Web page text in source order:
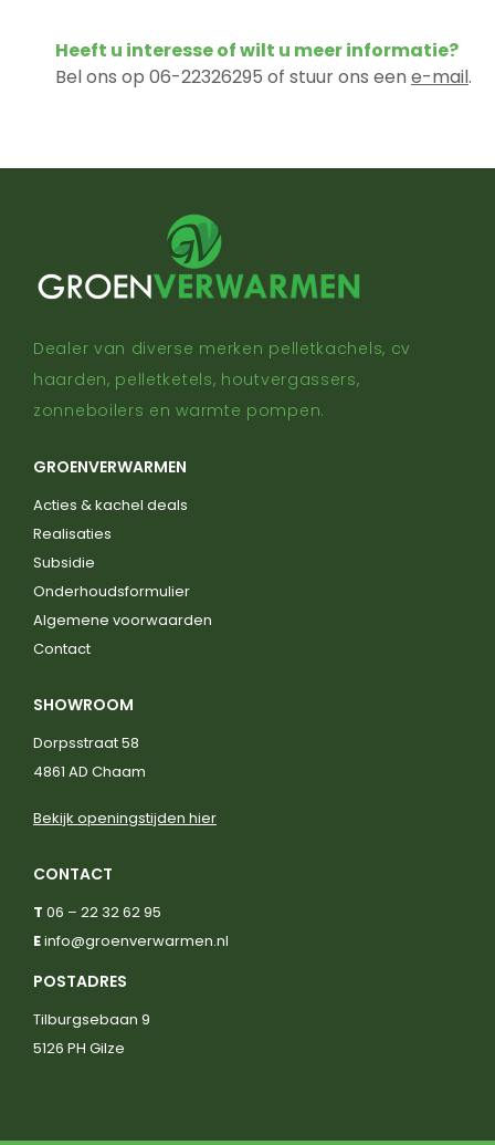
Heeft u interesse of wilt u meer informatie?
Bel ons op 06-22326295 of stuur ons een e-mail.
Dealer van diverse merken pelletkachels, cv
haarden, pelletketels, houtvergassers,
zonneboilers en warmte pompen.
GROENVERWARMEN
Acties & kachel deals
Realisaties
Subsidie
Onderhoudsformulier
Algemene voorwaarden
Contact
SHOWROOM
Dorpsstraat 58
4861 AD Chaam
Bekijk openingstijden hier
CONTACT
T 06 – 22 32 62 95
Einfo@groenverwarmen.nl
POSTADRES
Tilburgsebaan 9
5126 PH Gilze